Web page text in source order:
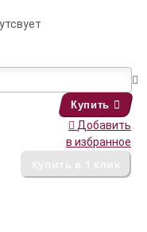
Купить
Добавить
в избранное